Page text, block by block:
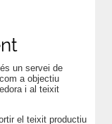
un servei de
a objectiu
i al teixit
el teixit productiu